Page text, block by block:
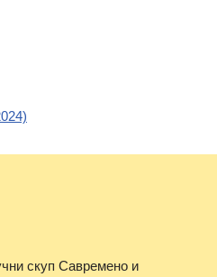
скуп Савремено и